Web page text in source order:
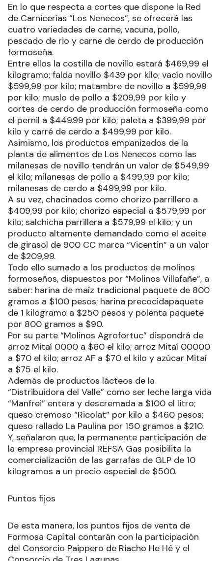
En lo que respecta a cortes que dispone la Red
de Carnicerías “Los Nenecos”, se ofrecerá las
cuatro variedades de carne, vacuna, pollo,
pescado de rio y carne de cerdo de producción
formoseña.
Entre ellos la costilla de novillo estará $469,99 el
kilogramo; falda novillo $439 por kilo; vacío novillo
$599,99 por kilo; matambre de novillo a $599,99
por kilo; muslo de pollo a $209,99 por kilo y
cortes de cerdo de producción formoseña como
el pernil a $449.99 por kilo; paleta a $399,99 por
kilo y carré de cerdo a $499,99 por kilo.
Asimismo, los productos empanizados de la
planta de alimentos de Los Nenecos como las
milanesas de novillo tendrán un valor de $549,99
el kilo; milanesas de pollo a $499,99 por kilo;
milanesas de cerdo a $499,99 por kilo.
A su vez, chacinados como chorizo parrillero a
$409,99 por kilo; chorizo especial a $579,99 por
kilo; salchicha parrillera a $579,99 el kilo; y un
producto altamente demandado como el aceite
de girasol de 900 CC marca “Vicentin” a un valor
de $209,99.
Todo ello sumado a los productos de molinos
formoseños, dispuestos por “Molinos Villafañe”, a
saber: harina de maíz tradicional paquete de 800
gramos a $100 pesos; harina precocidapaquete
de 1 kilogramo a $250 pesos y polenta paquete
por 800 gramos a $90.
Por su parte “Molinos Agrofortuc” dispondrá de
arroz Mitaí 0000 a $60 el kilo; arroz Mitaí 00000
a $70 el kilo; arroz AF a $70 el kilo y azúcar Mitaí
a $75 el kilo.
Además de productos lácteos de la
“Distribuidora del Valle” como ser leche larga vida
“Manfrei” entera y descremada a $100 el litro;
queso cremoso “Ricolat” por kilo a $460 pesos;
queso rallado La Paulina por 150 gramos a $210.
Y, señalaron que, la permanente participación de
la empresa provincial REFSA Gas posibilita la
comercialización de las garrafas de GLP de 10
kilogramos a un precio especial de $500.
Puntos fijos
De esta manera, los puntos fijos de venta de
Formosa Capital contarán con la participación
del Consorcio Paippero de Riacho He Hé y el